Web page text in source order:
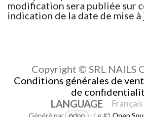
modification sera publiée sur
indication de la date de mise à
Copyright © SRL NAILS
Conditions générales de
de
LANGUAGE